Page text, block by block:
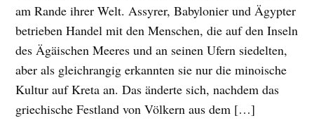
am Rande ihrer Welt. Assyrer, Babylonier und Ägypter
betrieben Handel mit den Menschen, die auf den Inseln
des Ägäischen Meeres und an seinen Ufern siedelten,
aber als gleichrangig erkannten sie nur die minoische
Kultur auf Kreta an. Das änderte sich, nachdem das
griechische Festland von Völkern aus dem […]